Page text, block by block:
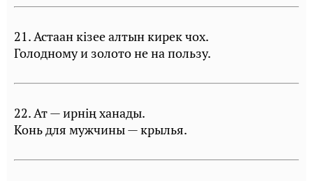
21. Астаан кiзее алтын кирек чох.
Голодному и золото не на пользу.
22. Ат — ирнiң ханады.
Конь для мужчины — крылья.